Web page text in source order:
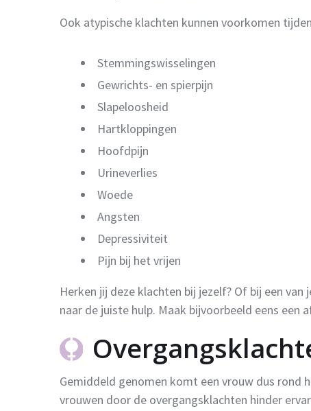
Ook atypische klachten kunnen voorkomen
Stemmingswisselingen
Gewrichts- en spierpijn
Slapeloosheid
Hartkloppingen
Hoofdpijn
Urineverlies
Woede
Angsten
Depressiviteit
Pijn bij het vrijen
Herken jij deze klachten bij jezelf? Of bij een
naar de juiste hulp. Maak bijvoorbeeld eens een
Gemiddeld genomen komt een vrouw dus rond
vrouwen door de overgangsklachten hinder